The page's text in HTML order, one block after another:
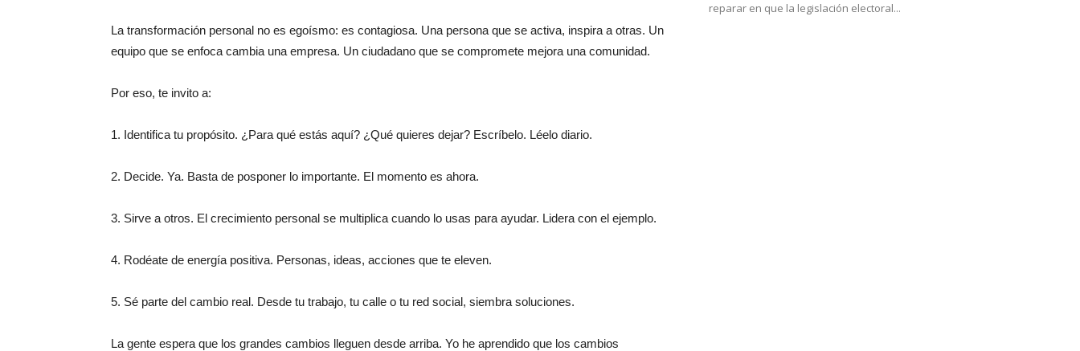
La transformación personal no es egoísmo: es contagiosa. Una persona que se activa, inspira a otras. Un
equipo que se enfoca cambia una empresa. Un ciudadano que se compromete mejora una comunidad.
Por eso, te invito a:
1. Identifica tu propósito. ¿Para qué estás aquí? ¿Qué quieres dejar? Escríbelo. Léelo diario.
2. Decide. Ya. Basta de posponer lo importante. El momento es ahora.
3. Sirve a otros. El crecimiento personal se multiplica cuando lo usas para ayudar. Lidera con el ejemplo.
4. Rodéate de energía positiva. Personas, ideas, acciones que te eleven.
5. Sé parte del cambio real. Desde tu trabajo, tu calle o tu red social, siembra soluciones.
La gente espera que los grandes cambios lleguen desde arriba. Yo he aprendido que los cambios
reparar en que la legislación electoral...